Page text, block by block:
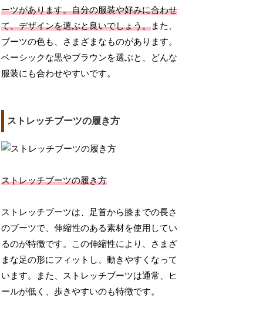
ーツがあります。自分の服装や好みに合わせ
て、デザインを選ぶと良いでしょう。また、
ブーツの色も、さまざまなものがあります。
ベーシックな黒やブラウンを選ぶと、どんな
服装にも合わせやすいです。
ストレッチブーツの履き方
ストレッチブーツの履き方
ストレッチブーツは、足首から膝までの長さ
のブーツで、伸縮性のある素材を使用してい
るのが特徴です。この伸縮性により、さまざ
まな足の形にフィットし、動きやすくなって
います。また、ストレッチブーツは通常、ヒ
ールが低く、歩きやすいのも特徴です。